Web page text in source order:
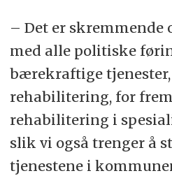
– Det er skremmende
med alle politiske
bærekraftige tjenester,
rehabilitering, for
rehabilitering i
slik vi også trenger å
tjenestene i